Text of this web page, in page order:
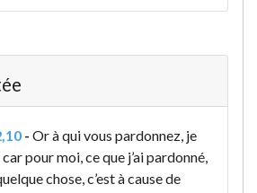
- Or à qui vous pardonnez, je
pour moi, ce que j’ai pardonné,
chose, c’est à cause de